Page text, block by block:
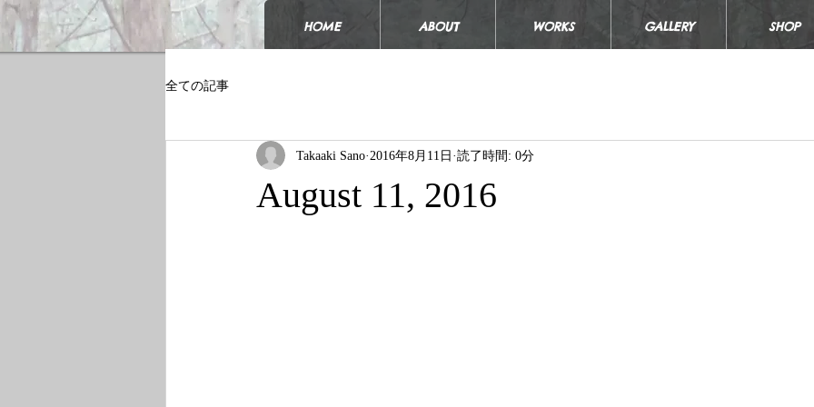
HOME ABOUT WORKS GALLERY SHOP
全ての記事
August 11, 2016
Takaaki Sano 2016年8月11日 読了時間: 0分